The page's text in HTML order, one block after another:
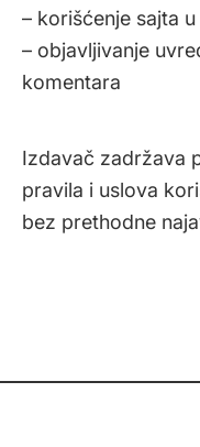
– korišćenje sajta
– objavljivanje
komentara
Izdavač zadržava
pravila i uslova
bez prethodne